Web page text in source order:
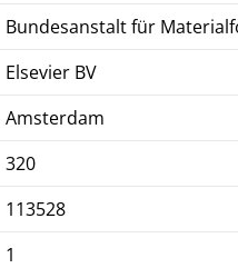
Bundesanstalt für
Elsevier BV
Amsterdam
320
113528
1